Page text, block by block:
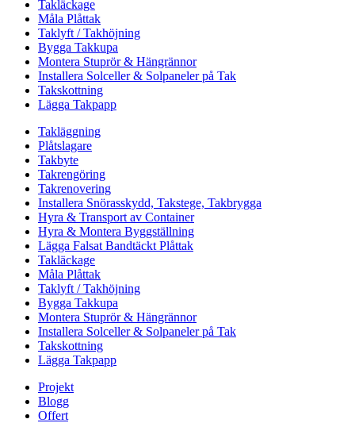
Takläckage
Måla Plåttak
Taklyft / Takhöjning
Bygga Takkupa
Montera Stuprör & Hängrännor
Installera Solceller & Solpaneler på Tak
Takskottning
Lägga Takpapp
Takläggning
Plåtslagare
Takbyte
Takrengöring
Takrenovering
Installera Snörasskydd, Takstege, Takbrygga
Hyra & Transport av Container
Hyra & Montera Byggställning
Lägga Falsat Bandtäckt Plåttak
Takläckage
Måla Plåttak
Taklyft / Takhöjning
Bygga Takkupa
Montera Stuprör & Hängrännor
Installera Solceller & Solpaneler på Tak
Takskottning
Lägga Takpapp
Projekt
Blogg
Offert